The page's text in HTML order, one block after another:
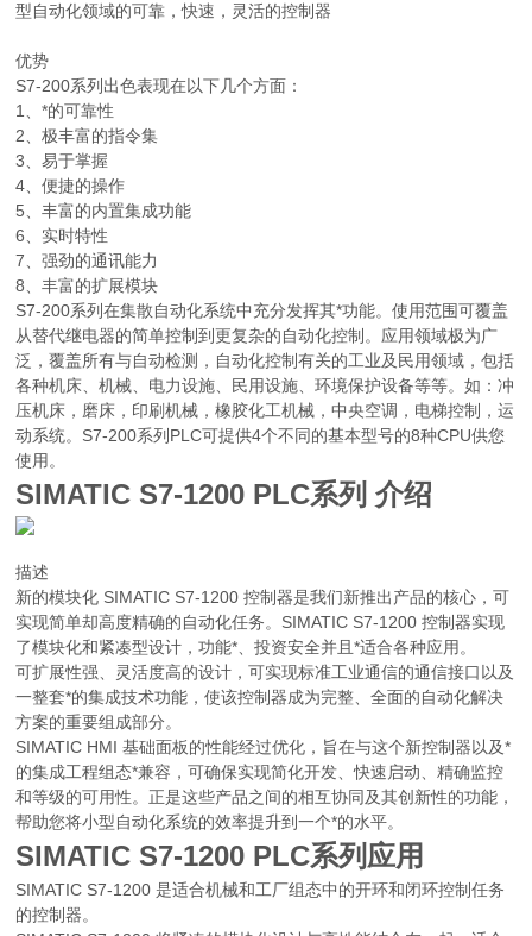
型自动化领域的可靠，快速，灵活的控制器
优势
S7-200系列出色表现在以下几个方面：
1、*的可靠性
2、极丰富的指令集
3、易于掌握
4、便捷的操作
5、丰富的内置集成功能
6、实时特性
7、强劲的通讯能力
8、丰富的扩展模块
S7-200系列在集散自动化系统中充分发挥其*功能。使用范围可覆盖
从替代继电器的简单控制到更复杂的自动化控制。应用领域极为广
泛，覆盖所有与自动检测，自动化控制有关的工业及民用领域，包括
各种机床、机械、电力设施、民用设施、环境保护设备等等。如：冲
压机床，磨床，印刷机械，橡胶化工机械，中央空调，电梯控制，运
动系统。S7-200系列PLC可提供4个不同的基本型号的8种CPU供您
使用。
SIMATIC S7-1200 PLC系列 介绍
描述
新的模块化 SIMATIC S7-1200 控制器是我们新推出产品的核心，可
实现简单却高度精确的自动化任务。SIMATIC S7-1200 控制器实现
了模块化和紧凑型设计，功能*、投资安全并且*适合各种应用。
可扩展性强、灵活度高的设计，可实现标准工业通信的通信接口以及
一整套*的集成技术功能，使该控制器成为完整、全面的自动化解决
方案的重要组成部分。
SIMATIC HMI 基础面板的性能经过优化，旨在与这个新控制器以及*
的集成工程组态*兼容，可确保实现简化开发、快速启动、精确监控
和等级的可用性。正是这些产品之间的相互协同及其创新性的功能，
帮助您将小型自动化系统的效率提升到一个*的水平。
SIMATIC S7-1200 PLC系列应用
SIMATIC S7-1200 是适合机械和工厂组态中的开环和闭环控制任务
的控制器。